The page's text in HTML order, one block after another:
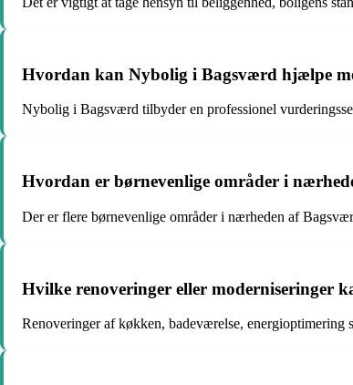
Hvordan kan Nybolig i Bagsværd hjælpe
Nybolig i Bagsværd tilbyder en professionel
Hvordan er børnevenlige områder i
Der er flere børnevenlige områder i nærheden af
Hvilke renoveringer eller moderniseringer
Renoveringer af køkken, badeværelse,